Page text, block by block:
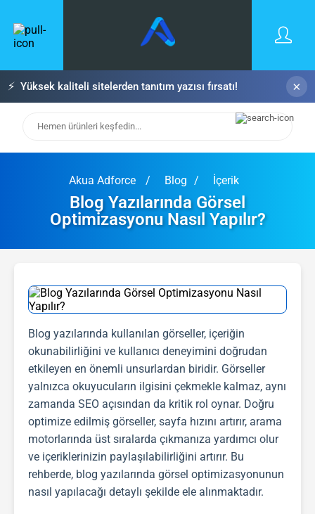
⚡ Yüksek kaliteli sitelerden tanıtım yazısı fırsatı! ×
Akua Adforce Blog İçerik
Blog Yazılarında Görsel
Optimizasyonu Nasıl Yapılır?
Blog yazılarında kullanılan görseller, içeriğin
okunabilirliğini ve kullanıcı deneyimini doğrudan
etkileyen en önemli unsurlardan biridir. Görseller
yalnızca okuyucuların ilgisini çekmekle kalmaz, aynı
zamanda SEO açısından da kritik rol oynar. Doğru
optimize edilmiş görseller, sayfa hızını artırır, arama
motorlarında üst sıralarda çıkmanıza yardımcı olur
ve içeriklerinizin paylaşılabilirliğini artırır. Bu
rehberde, blog yazılarında görsel optimizasyonunun
nasıl yapılacağı detaylı şekilde ele alınmaktadır.